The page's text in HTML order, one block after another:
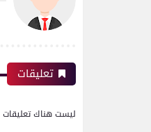
تعليقات
ليست هناك تعليقات